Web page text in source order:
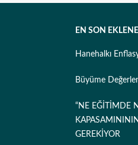
EN SON
Hanehalkı
Büyüme
“NE EĞİTİMDE
GEREKİYOR